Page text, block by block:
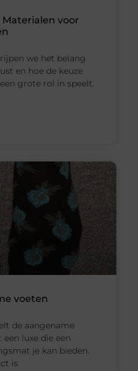
voor
we het belang
en hoe de keuze
grote rol in speelt.
voeten
de aangename
luxe die een
je kan bieden.
is